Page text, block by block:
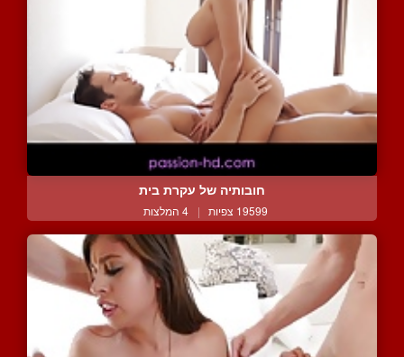
חובותיה של עקרת בית
19599 צפיות | 4 המלצות